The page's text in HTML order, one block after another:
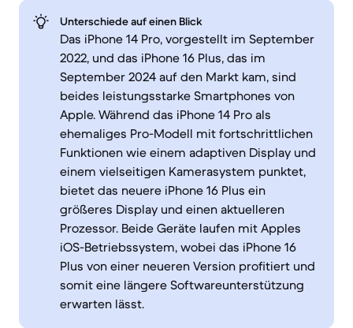
Unterschiede auf einen Blick
Das iPhone 14 Pro, vorgestellt im September
2022, und das iPhone 16 Plus, das im
September 2024 auf den Markt kam, sind
beides leistungsstarke Smartphones von
Apple. Während das iPhone 14 Pro als
ehemaliges Pro-Modell mit fortschrittlichen
Funktionen wie einem adaptiven Display und
einem vielseitigen Kamerasystem punktet,
bietet das neuere iPhone 16 Plus ein
größeres Display und einen aktuelleren
Prozessor. Beide Geräte laufen mit Apples
iOS-Betriebssystem, wobei das iPhone 16
Plus von einer neueren Version profitiert und
somit eine längere Softwareunterstützung
erwarten lässt.